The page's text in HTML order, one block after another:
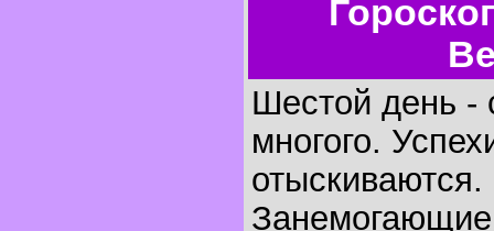
Шестой день -
многого.
отыскиваются.
Занемогающие